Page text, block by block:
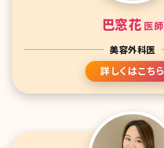
巴窓花 医師
美容外科医
詳しくはこちら